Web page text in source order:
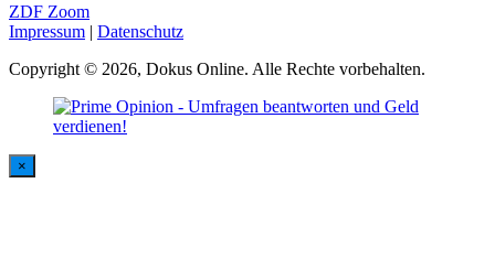
ZDF Zoom
Impressum | Datenschutz
Copyright © 2026, Dokus Online. Alle Rechte vorbehalten.
×